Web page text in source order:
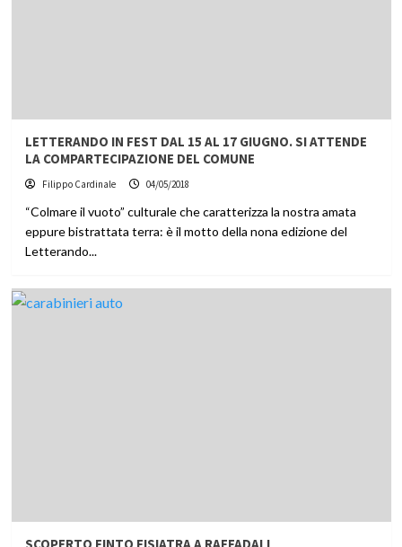
LETTERANDO IN FEST DAL 15 AL 17 GIUGNO. SI ATTENDE
LA COMPARTECIPAZIONE DEL COMUNE
Filippo Cardinale 04/05/2018
“Colmare il vuoto” culturale che caratterizza la nostra amata
eppure bistrattata terra: è il motto della nona edizione del
Letterando...